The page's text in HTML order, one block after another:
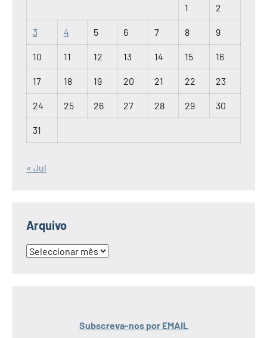
1 2
3 4 5 6 7 8 9
10 11 12 13 14 15 16
17 18 19 20 21 22 23
24 25 26 27 28 29 30
31
« Jul
Arquivo
Arquivo
Subscreva-nos por EMAIL